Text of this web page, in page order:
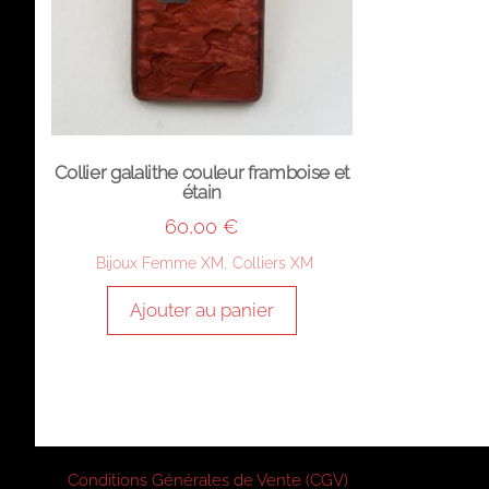
Collier galalithe couleur framboise et
étain
60,00 €
Bijoux Femme XM Colliers XM
Ajouter au panier
Conditions Générales de Vente (CGV)